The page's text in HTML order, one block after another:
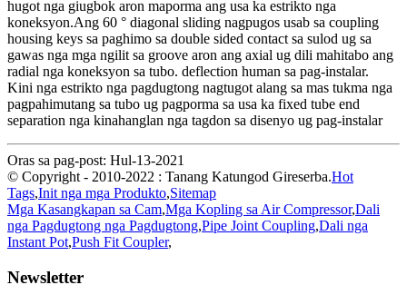
hugot nga giugbok aron maporma ang usa ka estrikto nga
koneksyon.Ang 60 ° diagonal sliding nagpugos usab sa coupling
housing keys sa paghimo sa double sided contact sa sulod ug sa
gawas nga mga ngilit sa groove aron ang axial ug dili mahitabo ang
radial nga koneksyon sa tubo. deflection human sa pag-instalar.
Kini nga estrikto nga pagdugtong nagtugot alang sa mas tukma nga
pagpahimutang sa tubo ug pagporma sa usa ka fixed tube end
separation nga kinahanglan nga tagdon sa disenyo ug pag-instalar
Oras sa pag-post: Hul-13-2021
© Copyright - 2010-2022 : Tanang Katungod Gireserba.Hot
Tags,Init nga mga Produkto,Sitemap
Mga Kasangkapan sa Cam,Mga Kopling sa Air Compressor,Dali
nga Pagdugtong nga Pagdugtong,Pipe Joint Coupling,Dali nga
Instant Pot,Push Fit Coupler,
Newsletter